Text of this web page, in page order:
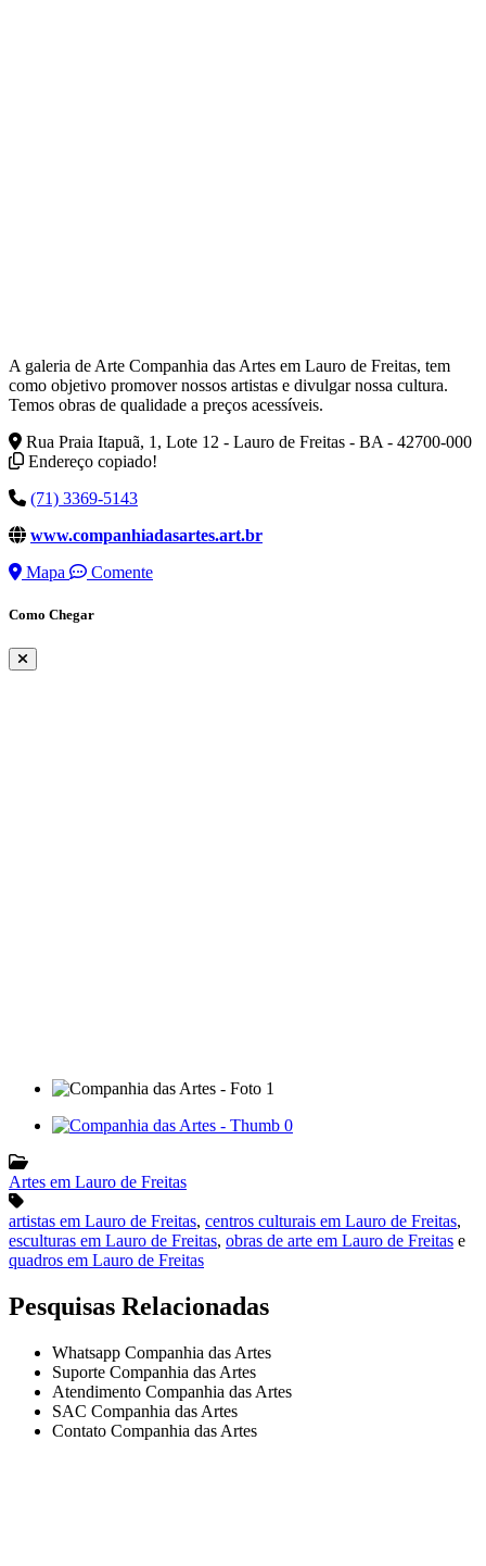
A galeria de Arte Companhia das Artes em Lauro de Freitas, tem
como objetivo promover nossos artistas e divulgar nossa cultura.
Temos obras de qualidade a preços acessíveis.
Rua Praia Itapuã, 1, Lote 12 - Lauro de Freitas - BA - 42700-000
Endereço copiado!
(71) 3369-5143
www.companhiadasartes.art.br
Mapa
Comente
Como Chegar
Artes em Lauro de Freitas
artistas em Lauro de Freitas, centros culturais em Lauro de Freitas,
esculturas em Lauro de Freitas, obras de arte em Lauro de Freitas e
quadros em Lauro de Freitas
Pesquisas Relacionadas
Whatsapp Companhia das Artes
Suporte Companhia das Artes
Atendimento Companhia das Artes
SAC Companhia das Artes
Contato Companhia das Artes